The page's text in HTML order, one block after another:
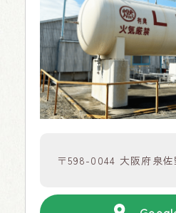
〒598-0044 大阪府泉